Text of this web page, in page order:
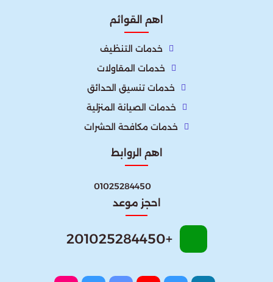
اهم القوائم
خدمات التنظيف
خدمات المقاولات
خدمات تنسيق الحدائق
خدمات الصيانة المنزلية
خدمات مكافحة الحشرات
اهم الروابط
01025284450
احجز موعد
+201025284450